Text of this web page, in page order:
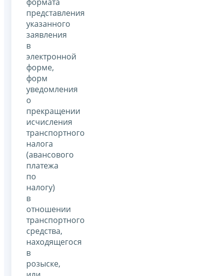
представления
указанного
заявления
в
электронной
форме,
форм
уведомления
о
прекращении
исчисления
транспортного
налога
(авансового
платежа
по
налогу)
в
отношении
транспортного
средства,
находящегося
в
розыске,